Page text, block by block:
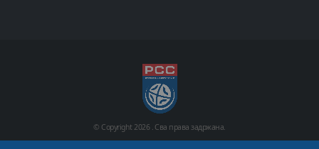
© Copyright2026 . Сва права задржана.